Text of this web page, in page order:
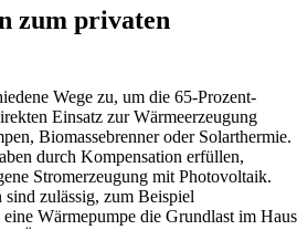
zum privaten
Wege zu, um die 65-Prozent-
Einsatz zur Wärmeerzeugung
Biomassebrenner oder Solarthermie.
durch Kompensation erfüllen,
Stromerzeugung mit Photovoltaik.
zulässig, zum Beispiel
Wärmepumpe die Grundlast im Haus